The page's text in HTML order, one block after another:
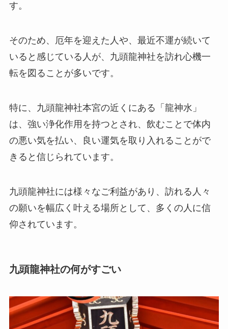
す。
そのため、厄年を迎えた人や、最近不運が続いて
いると感じている人が、九頭龍神社を訪れ心機一
転を図ることが多いです。
特に、九頭龍神社本宮の近くにある「龍神水」
は、強い浄化作用を持つとされ、飲むことで体内
の悪い気を払い、良い運気を取り入れることがで
きると信じられています。
九頭龍神社には様々なご利益があり、訪れる人々
の願いを幅広く叶える場所として、多くの人に信
仰されています。
九頭龍神社の何がすごい